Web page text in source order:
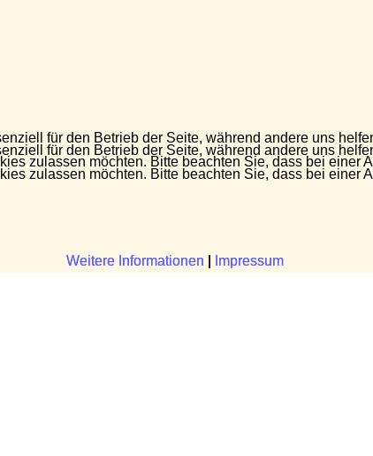
für den Betrieb der Seite, während andere uns
zulassen möchten. Bitte beachten Sie, dass bei
Weitere Informationen Impressum
für den Betrieb der Seite, während andere uns
zulassen möchten. Bitte beachten Sie, dass bei
Weitere Informationen Impressum